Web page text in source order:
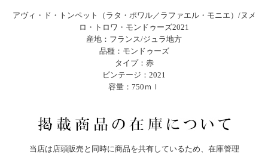
アヴィ・ド・トンペット（ラタ・ポワル／ラファエル・モニエ）/ヌメ
ロ・トロワ・モンドゥーズ2021
産地：フランス/ジュラ地方
品種：モンドゥーズ
タイプ：赤
ビンテージ：2021
容量：750ｍｌ
当店は店頭販売と同時に商品を共有しているため、在庫管理